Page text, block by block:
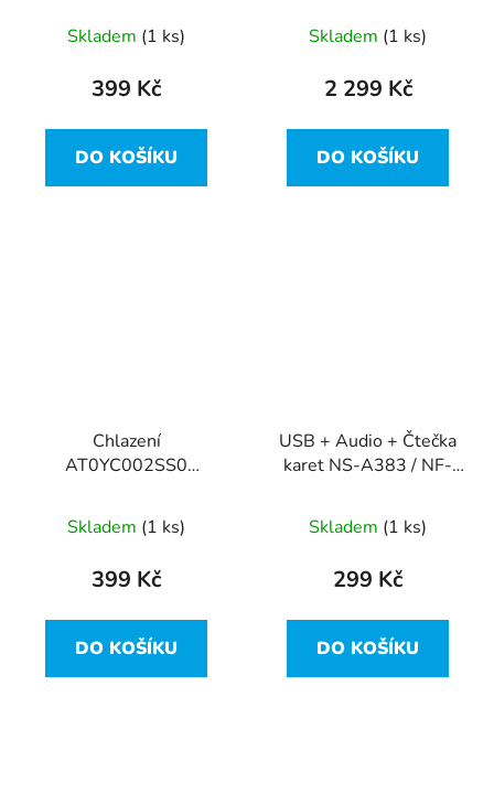
Yoga 3 14 vada
Skladem (1 ks)
399 Kč
DO KOŠÍKU
Skladem (1 ks)
2 299 Kč
DO KOŠÍKU
Chlazení
AT0YC002SS0
C620-S9A z Lenovo
Yoga 3 14
Skladem (1 ks)
399 Kč
DO KOŠÍKU
USB + Audio + Čtečka
karet NS-A383 / NF-
Skladem (1 ks)
299 Kč
DO KOŠÍKU